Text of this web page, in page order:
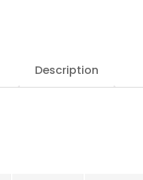
Description